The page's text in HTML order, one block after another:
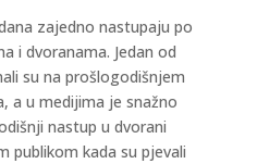
zajedno nastupaju po
i dvoranama. Jedan od
su na prošlogodišnjem
a u medijima je snažno
nastup u dvorani
publikom kada su pjevali